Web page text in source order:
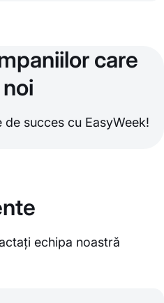
care
succes cu EasyWeek!
echipa noastră